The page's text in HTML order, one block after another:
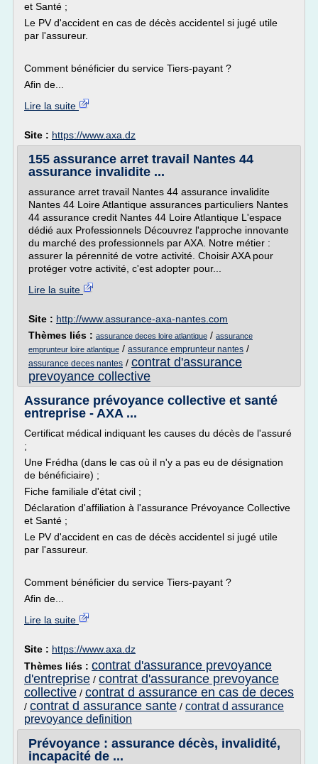
et Santé ;
Le PV d'accident en cas de décès accidentel si jugé utile
par l'assureur.
Comment bénéficier du service Tiers-payant ?
Afin de...
Lire la suite
Site : https://www.axa.dz
155 assurance arret travail Nantes 44
assurance invalidite ...
assurance arret travail Nantes 44 assurance invalidite
Nantes 44 Loire Atlantique assurances particuliers Nantes
44 assurance credit Nantes 44 Loire Atlantique L'espace
dédié aux Professionnels Découvrez l'approche innovante
du marché des professionnels par AXA. Notre métier :
assurer la pérennité de votre activité. Choisir AXA pour
protéger votre activité, c'est adopter pour...
Lire la suite
Site : http://www.assurance-axa-nantes.com
Thèmes liés : assurance deces loire atlantique / assurance
emprunteur loire atlantique / assurance emprunteur nantes /
assurance deces nantes / contrat d'assurance
prevoyance collective
Assurance prévoyance collective et santé
entreprise - AXA ...
Certificat médical indiquant les causes du décès de l'assuré
;
Une Frédha (dans le cas où il n'y a pas eu de désignation
de bénéficiaire) ;
Fiche familiale d'état civil ;
Déclaration d'affiliation à l'assurance Prévoyance Collective
et Santé ;
Le PV d'accident en cas de décès accidentel si jugé utile
par l'assureur.
Comment bénéficier du service Tiers-payant ?
Afin de...
Lire la suite
Site : https://www.axa.dz
Thèmes liés : contrat d'assurance prevoyance
d'entreprise / contrat d'assurance prevoyance
collective / contrat d assurance en cas de deces
/ contrat d assurance sante / contrat d assurance
prevoyance definition
Prévoyance : assurance décès, invalidité,
incapacité de ...